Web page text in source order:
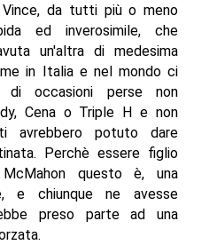
da tutti più o meno
ed inverosimile, che
un'altra di medesima
in Italia e nel mondo ci
di occasioni perse non
Cena o Triple H e non
avrebbero potuto dare
Perchè essere figlio
questo è, una
e chiunque ne avesse
preso parte ad una